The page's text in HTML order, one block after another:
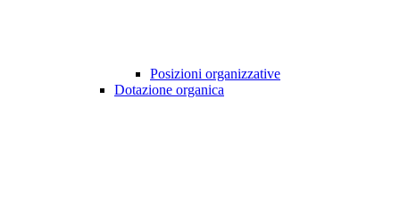
Posizioni organizzative
Dotazione organica